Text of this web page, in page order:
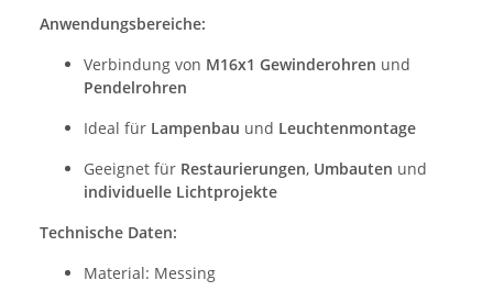
Anwendungsbereiche:
Verbindung von M16x1 Gewinderohren und
Pendelrohren
Ideal für Lampenbau und Leuchtenmontage
Geeignet für Restaurierungen, Umbauten und
individuelle Lichtprojekte
Technische Daten:
Material: Messing